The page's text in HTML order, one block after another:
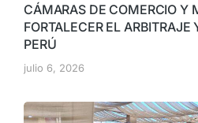
CÁMARAS DE COMERCIO Y
FORTALECER EL ARBITRAJE
PERÚ
julio 6, 2026